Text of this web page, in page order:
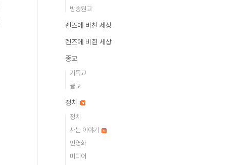
방송원고
렌즈에 비친 세상
렌즈에 비췬 세상
종교
기독교
불교
정치
정치
사는 이야기
민영화
미디어